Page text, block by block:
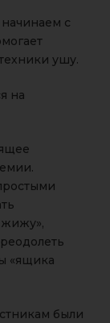
с
ушу.
на
«ящика
были